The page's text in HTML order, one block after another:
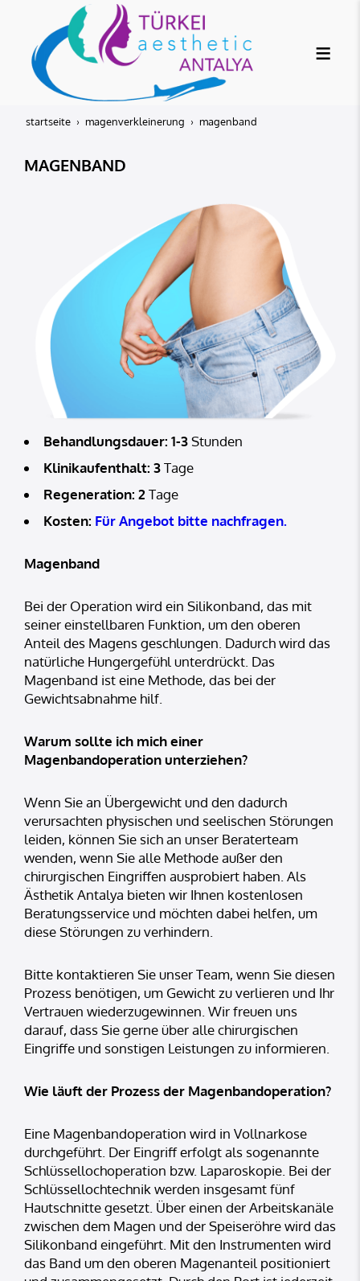
startseite magenverkleinerung magenband
MAGENBAND
Behandlungsdauer: 1-3Stunden
Klinikaufenthalt: 3Tage
Regeneration: 2 Tage
Kosten: Für Angebot bitte nachfragen.
Magenband
Bei der Operation wird ein Silikonband, das mit
seiner einstellbaren Funktion, um den oberen
Anteil des Magens geschlungen. Dadurch wird das
natürliche Hungergefühl unterdrückt. Das
Magenband ist eine Methode, das bei der
Gewichtsabnahme hilf.
Warum sollte ich mich einer
Magenbandoperation unterziehen?
Wenn Sie an Übergewicht und den dadurch
verursachten physischen und seelischen Störungen
leiden, können Sie sich an unser Beraterteam
wenden, wenn Sie alle Methode außer den
chirurgischen Eingriffen ausprobiert haben. Als
Ästhetik Antalya bieten wir Ihnen kostenlosen
Beratungsservice und möchten dabei helfen, um
diese Störungen zu verhindern.
Bitte kontaktieren Sie unser Team, wenn Sie diesen
Prozess benötigen, um Gewicht zu verlieren und Ihr
Vertrauen wiederzugewinnen. Wir freuen uns
darauf, dass Sie gerne über alle chirurgischen
Eingriffe und sonstigen Leistungen zu informieren.
Wie läuft der Prozess der Magenbandoperation?
Eine Magenbandoperation wird in Vollnarkose
durchgeführt. Der Eingriff erfolgt als sogenannte
Schlüssellochoperation bzw. Laparoskopie. Bei der
Schlüssellochtechnik werden insgesamt fünf
Hautschnitte gesetzt. Über einen der Arbeitskanäle
zwischen dem Magen und der Speiseröhre wird das
Silikonband eingeführt. Mit den Instrumenten wird
das Band um den oberen Magenanteil positioniert